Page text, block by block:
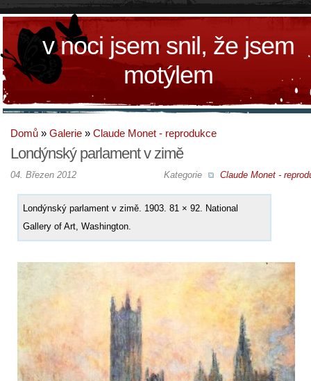
v noci jsem snil, že jsem
motýlem
Domů » Galerie » Claude Monet - reprodukce
Londýnský parlament v zimě
Kategorie Claude Monet -
04. Březen 2012
Londýnský parlament v zimě. 1903. 81 × 92. National
Gallery of Art, Washington.